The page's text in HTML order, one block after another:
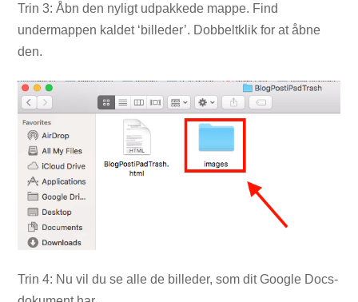
Trin 3: Åbn den nyligt udpakkede mappe. Find
undermappen kaldet ‘billeder’. Dobbeltklik for at åbne
den.
Trin 4: Nu vil du se alle de billeder, som dit Google Docs-